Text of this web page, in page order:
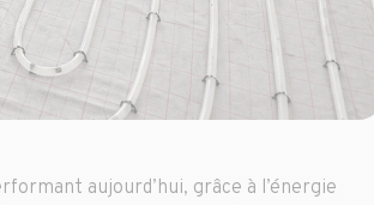
aujourd’hui, grâce à l’énergie